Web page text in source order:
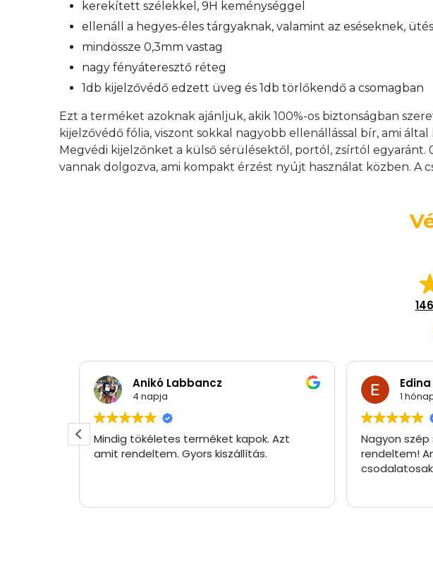
kerekített szélekkel, 9H keménységgel
ellenáll a hegyes-éles tárgyaknak, valamint az eséseknek,
mindössze 0,3mm vastag
nagy fényáteresztő réteg
1db kijelzővédő edzett üveg és 1db törlőkendő a csomagban
Ezt a terméket azoknak ajánljuk, akik 100%-os biztonságban
kijelzővédő fólia, viszont sokkal nagyobb ellenállással bír, ami
Megvédi kijelzőnket a külső sérülésektől, portól, zsírtól egyaránt.
vannak dolgozva, ami kompakt érzést nyújt használat közben. A
Anikó Labbancz
4 napja
Mindig tökéletes terméket kapok. Azt
amit rendeltem. Gyors kiszállítás.
1
Nagyon
rendeltem!